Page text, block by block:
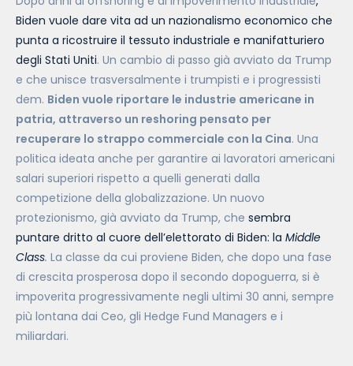
Biden vuole dare vita ad un nazionalismo economico che
punta a ricostruire il tessuto industriale e manifatturiero
degli Stati Uniti. Un cambio di passo già avviato da Trump
e che unisce trasversalmente i trumpisti e i progressisti
dem. Biden vuole riportare le industrie americane in
patria, attraverso un reshoring pensato per
recuperare lo strappo commerciale con la Cina. Una
politica ideata anche per garantire ai lavoratori americani
salari superiori rispetto a quelli generati dalla
competizione della globalizzazione. Un nuovo
protezionismo, già avviato da Trump, che sembra
puntare dritto al cuore dell’elettorato di Biden: la Middle
Class. La classe da cui proviene Biden, che dopo una fase
di crescita prosperosa dopo il secondo dopoguerra, si è
impoverita progressivamente negli ultimi 30 anni, sempre
più lontana dai Ceo, gli Hedge Fund Managers e i
miliardari.